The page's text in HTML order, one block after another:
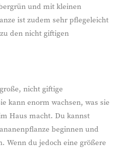
und mit kleinen
ist zudem sehr pflegeleicht
den nicht giftigen
nicht giftige
kann enorm wachsen, was sie
Haus macht. Du kannst
beginnen und
Wenn du jedoch eine größere